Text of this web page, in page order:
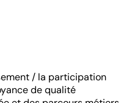
/ la participation
de qualité